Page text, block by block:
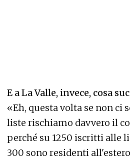
E a La Valle, invece, cosa
«Eh, questa volta se non ci
liste rischiamo davvero il
perché su 1250 iscritti alle
300 sono residenti